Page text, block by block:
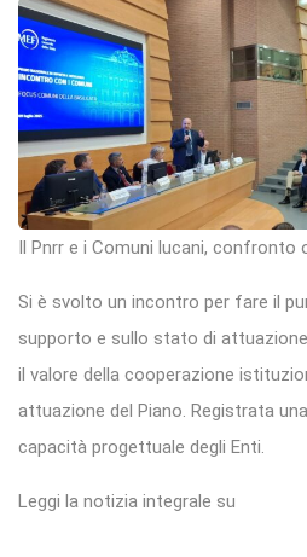
Il Pnrr e i Comuni lucani, confronto
Si è svolto un incontro per fare il
supporto e sullo stato di
il valore della cooperazione
attuazione del Piano. Registrata
capacità progettuale degli Enti.
Leggi la notizia integrale su